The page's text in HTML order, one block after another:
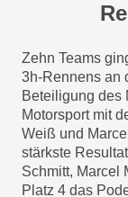
Zehn Teams
3h-Rennens an
Beteiligung des
Motorsport mit
Weiß und
stärkste
Schmitt, Marcel
Platz 4 das